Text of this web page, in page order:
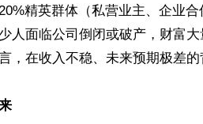
精英群体（私营业主、企业
人面临公司倒闭或破产，财富
，在收入不稳、未来预期极差